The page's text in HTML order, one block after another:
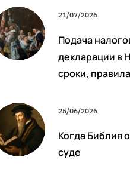
21/07/2026
Подача
декларации в
сроки,
25/06/2026
Когда Библия
суде